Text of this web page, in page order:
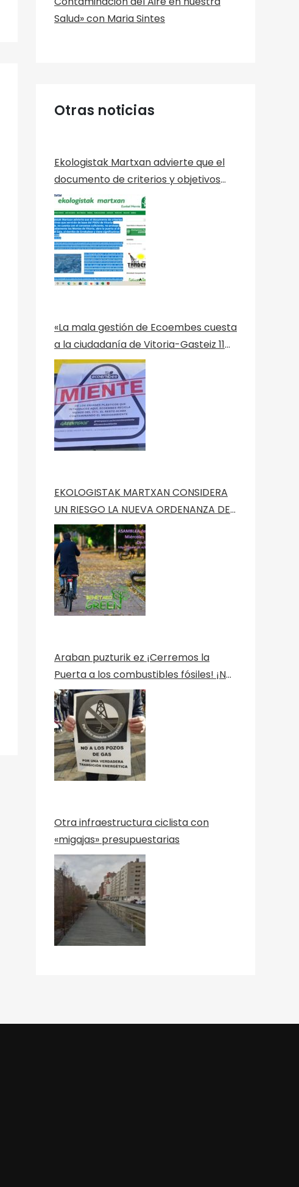
Salud» con Maria Sintes
Otras noticias
Ekologistak Martxan advierte que el
documento de criterios y objetivos
que servirán de base del PGOU de
Vitoria-Gasteiz, no cuenta con el
consenso suficiente, no protege
adecuadamente los Montes de
Vitoria, abre la puerta al dique del
Zaia, al derribo de Errekaleor y tiene
«La mala gestión de Ecoembes cuesta
a la ciudadanía de Vitoria-Gasteiz 11
millones al año» Nota de Prensa de
Green Peace
EKOLOGISTAK MARTXAN CONSIDERA
UN RIESGO LA NUEVA ORDENANZA DE
MOVILIDAD
Araban puzturik ez ¡Cerremos la
Puerta a los combustibles fósiles! ¡No
a los Pozos! Por una verdadera
transición ecológica Berriztu
Otra infraestructura ciclista con
«migajas» presupuestarias